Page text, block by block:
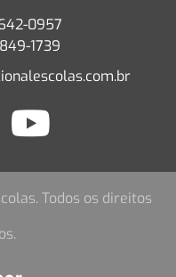
0957
1739
Todos os direitos